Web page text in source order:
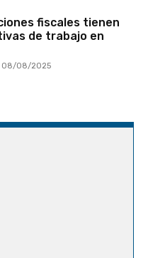
fiscales tienen
de trabajo en
08/08/2025